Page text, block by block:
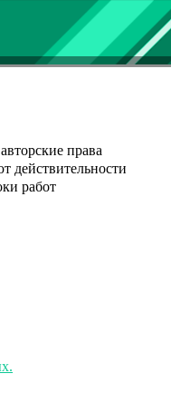
права
действительности
работ